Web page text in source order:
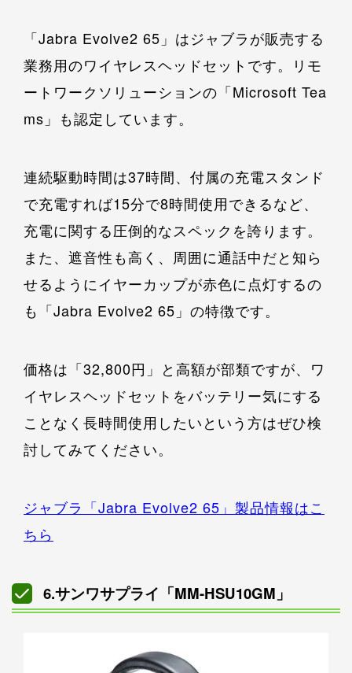
「Jabra Evolve2 65」はジャブラが販売する
業務用のワイヤレスヘッドセットです。リモ
ートワークソリューションの「Microsoft Tea
ms」も認定しています。
連続駆動時間は37時間、付属の充電スタンド
で充電すれば15分で8時間使用できるなど、
充電に関する圧倒的なスペックを誇ります。
また、遮音性も高く、周囲に通話中だと知ら
せるようにイヤーカップが赤色に点灯するの
も「Jabra Evolve2 65」の特徴です。
価格は「32,800円」と高額が部類ですが、ワ
イヤレスヘッドセットをバッテリー気にする
ことなく長時間使用したいという方はぜひ検
討してみてください。
ジャブラ「Jabra Evolve2 65」製品情報はこ
ちら
6.サンワサプライ「MM-HSU10GM」